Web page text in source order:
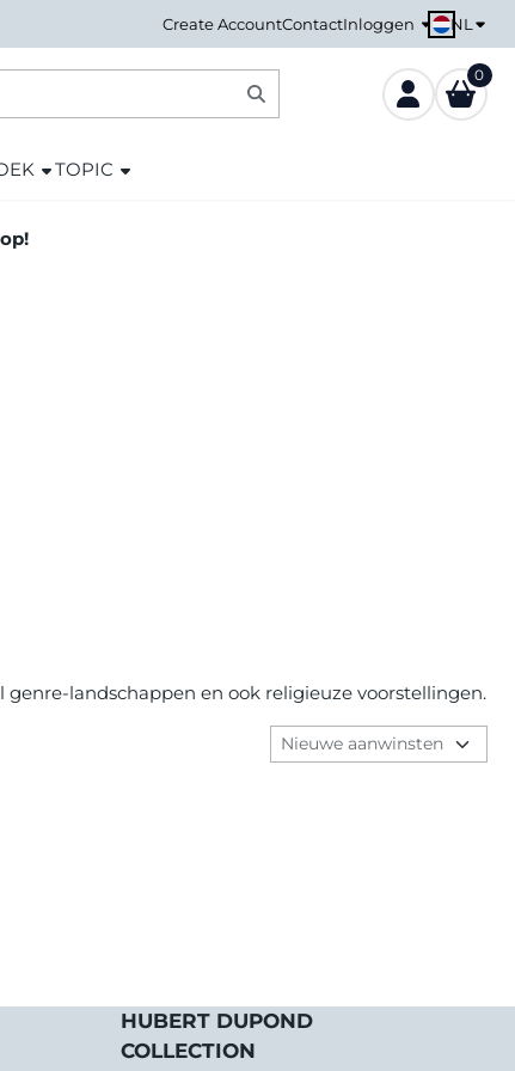
Create AccountContactInloggen NL
0
TOPIC
genre-landschappen en ook religieuze voorstellingen.
Sorteermethode
HUBERT DUPOND
COLLECTION